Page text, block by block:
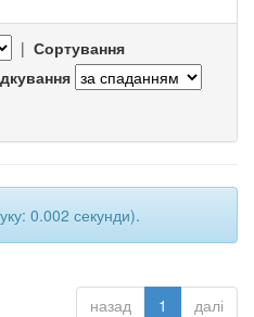
| Сортування
0.002 секунди).
назад 1 далі